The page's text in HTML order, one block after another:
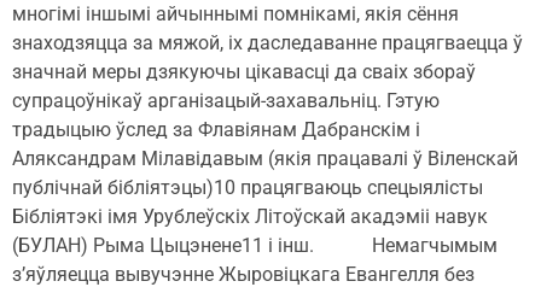
многімі іншымі айчыннымі помнікамі, якія сёння
знаходзяцца за мяжой, іх даследаванне працягваецца ў
значнай меры дзякуючы цікавасці да сваіх збораў
супрацоўнікаў арганізацый-захавальніц. Гэтую
традыцыю ўслед за Флавіянам Дабранскім і
Аляксандрам Мілавідавым (якія працавалі ў Віленскай
публічнай бібліятэцы)10 працягваюць спецыялісты
Бібліятэкі імя Урублеўскіх Літоўскай акадэміі навук
(БУЛАН) Рыма Цыцэнене11 і інш. Немагчымым
з’яўляецца вывучэнне Жыровіцкага Евангелля без